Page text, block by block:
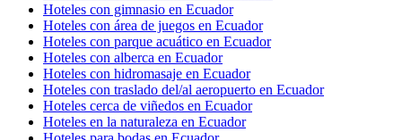
Hoteles con gimnasio en Ecuador
Hoteles con área de juegos en Ecuador
Hoteles con parque acuático en Ecuador
Hoteles con alberca en Ecuador
Hoteles con hidromasaje en Ecuador
Hoteles con traslado del/al aeropuerto en Ecuador
Hoteles cerca de viñedos en Ecuador
Hoteles en la naturaleza en Ecuador